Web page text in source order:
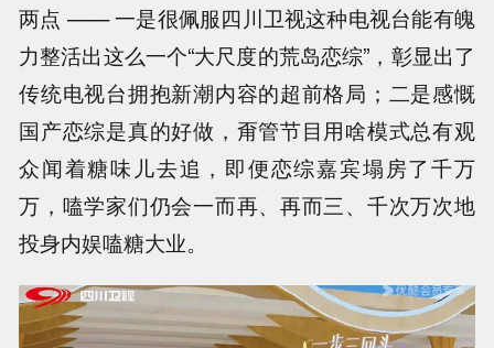
两点 —— 一是很佩服四川卫视这种电视台能有魄
力整活出这么一个“大尺度的荒岛恋综”，彰显出了
传统电视台拥抱新潮内容的超前格局；二是感慨
国产恋综是真的好做，甭管节目用啥模式总有观
众闻着糖味儿去追，即便恋综嘉宾塌房了千万
万，嗑学家们仍会一而再、再而三、千次万次地
投身内娱嗑糖大业。